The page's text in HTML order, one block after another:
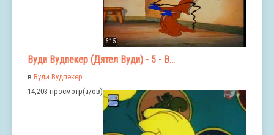
6:15
Вуди Вудпекер (Дятел Вуди) - 5 - В...
в Вуди Вудпекер
14,203 просмотр(а/ов)